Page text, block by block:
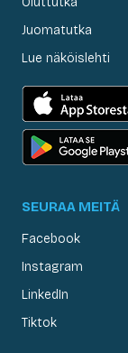
Juomatutka
Lue näköislehti
SEURAA MEITÄ
Facebook
Instagram
LinkedIn
Tiktok